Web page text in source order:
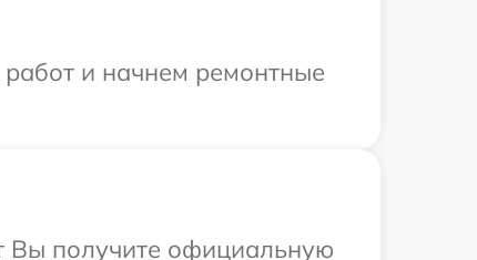
и начнем ремонтные
Вы получите официальную